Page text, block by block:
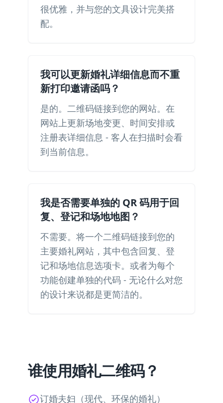
很优雅，并与您的文具设计完美搭
配。
我可以更新婚礼详细信息而不重
新打印邀请函吗？
是的。二维码链接到您的网站。在
网站上更新场地变更、时间安排或
注册表详细信息 - 客人在扫描时会看
到当前信息。
我是否需要单独的 QR 码用于回
复、登记和场地地图？
不需要。将一个二维码链接到您的
主要婚礼网站，其中包含回复、登
记和场地信息选项卡。或者为每个
功能创建单独的代码 - 无论什么对您
的设计来说都是更简洁的。
谁使用婚礼二维码？
订婚夫妇（现代、环保的婚礼）